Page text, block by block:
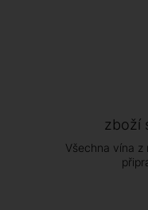
zboží
Všechna vína z